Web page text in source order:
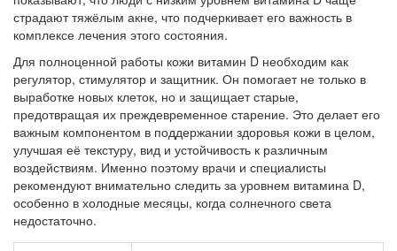
страдают тяжёлым акне, что подчеркивает его важность в
комплексе лечения этого состояния.
Для полноценной работы кожи витамин D необходим как
регулятор, стимулятор и защитник. Он помогает не только в
выработке новых клеток, но и защищает старые,
предотвращая их преждевременное старение. Это делает его
важным компонентом в поддержании здоровья кожи в целом,
улучшая её текстуру, вид и устойчивость к различным
воздействиям. Именно поэтому врачи и специалисты
рекомендуют внимательно следить за уровнем витамина D,
особенно в холодные месяцы, когда солнечного света
недостаточно.